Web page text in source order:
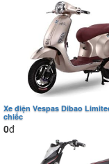
Xe điện Vespas Dibao
chiếc
0đ